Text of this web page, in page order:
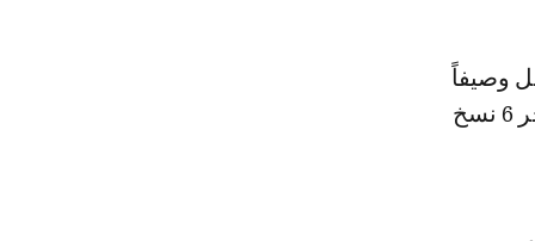
بلقب الكونفدرالية مرتين عام 2020 و2022 وحل وصيفاً
نسختي 2019 و 2024 بمعني أنه تواجد في نهائي البطولة أربع مرات في آخر 6 نسخ